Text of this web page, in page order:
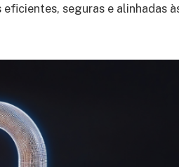
seguras e alinhadas